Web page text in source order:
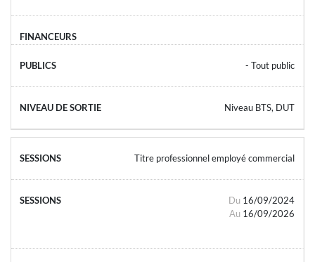
- Tout public
Niveau BTS, DUT
Titre professionnel employé commercial
Du 16/09/2024
Au 16/09/2026